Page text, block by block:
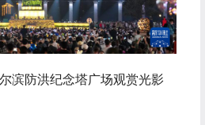
防洪纪念塔广场观赏光影